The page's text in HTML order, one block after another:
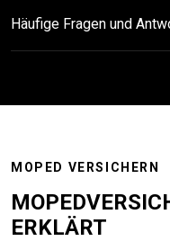
Häufige Fragen und
MOPED VERSICHERN
ERKLÄRT